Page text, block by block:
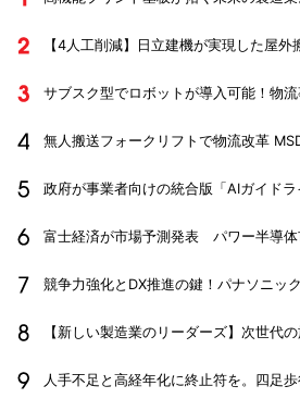
【4人工削減】日立建機が実現した屋外
サブスク型でロボットが導入可能！物
無人搬送フォークリフトで物流改革
政府が事業者向けの統合版「AIガイド
富士経済が市場予測発表 パワー半導
競争力強化とDX推進の鍵！パナソニッ
【新しい製造業のリーダーズ】次世代
人手不足と高経年化に終止符を。四足